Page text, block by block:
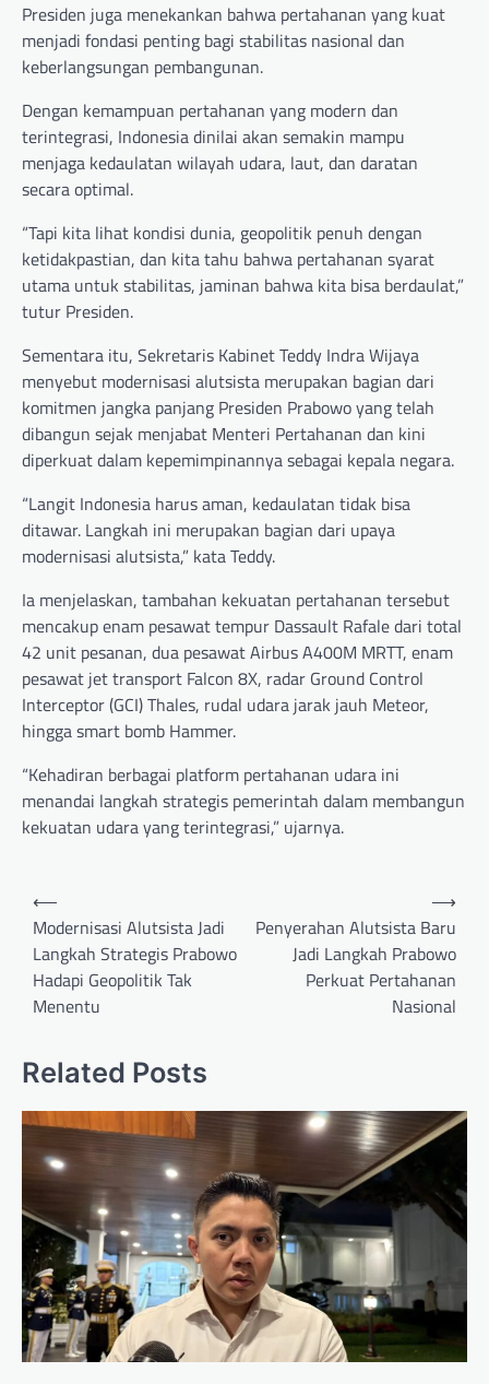
Presiden juga menekankan bahwa pertahanan yang kuat
menjadi fondasi penting bagi stabilitas nasional dan
keberlangsungan pembangunan.
Dengan kemampuan pertahanan yang modern dan
terintegrasi, Indonesia dinilai akan semakin mampu
menjaga kedaulatan wilayah udara, laut, dan daratan
secara optimal.
“Tapi kita lihat kondisi dunia, geopolitik penuh dengan
ketidakpastian, dan kita tahu bahwa pertahanan syarat
utama untuk stabilitas, jaminan bahwa kita bisa berdaulat,”
tutur Presiden.
Sementara itu, Sekretaris Kabinet Teddy Indra Wijaya
menyebut modernisasi alutsista merupakan bagian dari
komitmen jangka panjang Presiden Prabowo yang telah
dibangun sejak menjabat Menteri Pertahanan dan kini
diperkuat dalam kepemimpinannya sebagai kepala negara.
“Langit Indonesia harus aman, kedaulatan tidak bisa
ditawar. Langkah ini merupakan bagian dari upaya
modernisasi alutsista,” kata Teddy.
Ia menjelaskan, tambahan kekuatan pertahanan tersebut
mencakup enam pesawat tempur Dassault Rafale dari total
42 unit pesanan, dua pesawat Airbus A400M MRTT, enam
pesawat jet transport Falcon 8X, radar Ground Control
Interceptor (GCI) Thales, rudal udara jarak jauh Meteor,
hingga smart bomb Hammer.
“Kehadiran berbagai platform pertahanan udara ini
menandai langkah strategis pemerintah dalam membangun
kekuatan udara yang terintegrasi,” ujarnya.
Post
navigation
⟵
Modernisasi Alutsista Jadi
Langkah Strategis Prabowo
Hadapi Geopolitik Tak
Menentu
Penyerahan Alutsista Baru
Jadi Langkah Prabowo
Perkuat Pertahanan
Nasional
⟶
Related Posts